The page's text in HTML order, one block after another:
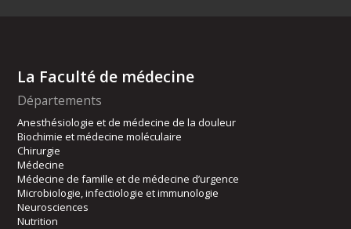
La Faculté de médecine
Départements
Anesthésiologie et de médecine de la douleur
Biochimie et médecine moléculaire
Chirurgie
Médecine
Médecine de famille et de médecine d’urgence
Microbiologie, infectiologie et immunologie
Neurosciences
Nutrition